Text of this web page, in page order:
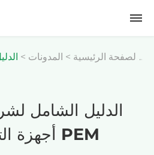
الصفحة الرئيسية > المدونات >
الدليل الشامل
أجهزة التحليل الكهربائي PEM